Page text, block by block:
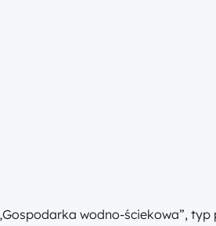
wodno-ściekowa”,